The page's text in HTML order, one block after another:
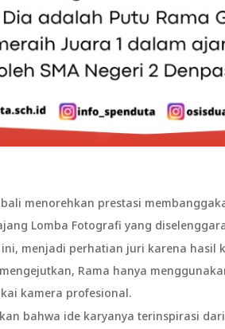
menorehkan prestasi
Lomba Fotografi yang
ini, menjadi perhatian juri karena
Rama hanya
kamera profesional.
bahwa ide karyanya terinspirasi